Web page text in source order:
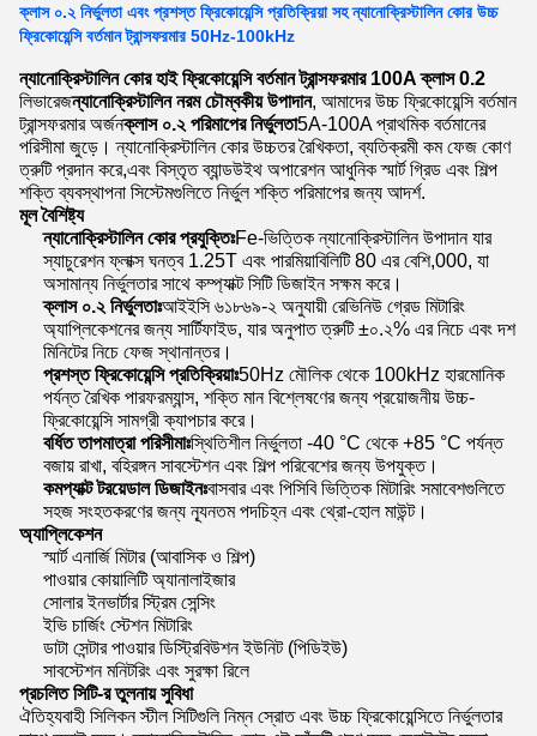
ক্লাস ০.২ নির্ভুলতা এবং প্রশস্ত ফ্রিকোয়েন্সি প্রতিক্রিয়া সহ ন্যানোক্রিস্টালিন কোর উচ্চ
ফ্রিকোয়েন্সি বর্তমান ট্রান্সফরমার 50Hz-100kHz
ন্যানোক্রিস্টালিন কোর হাই ফ্রিকোয়েন্সি বর্তমান ট্রান্সফরমার 100A ক্লাস 0.2
লিভারেজন্যানোক্রিস্টালিন নরম চৌম্বকীয় উপাদান, আমাদের উচ্চ ফ্রিকোয়েন্সি বর্তমান
ট্রান্সফরমার অর্জনক্লাস ০.২ পরিমাপের নির্ভুলতা5A-100A প্রাথমিক বর্তমানের
পরিসীমা জুড়ে। ন্যানোক্রিস্টালিন কোর উচ্চতর রৈখিকতা, ব্যতিক্রমী কম ফেজ কোণ
ত্রুটি প্রদান করে,এবং বিস্তৃত ব্যান্ডউইথ অপারেশন আধুনিক স্মার্ট গ্রিড এবং শিল্প
শক্তি ব্যবস্থাপনা সিস্টেমগুলিতে নির্ভুল শক্তি পরিমাপের জন্য আদর্শ.
মূল বৈশিষ্ট্য
ন্যানোক্রিস্টালিন কোর প্রযুক্তিঃFe-ভিত্তিক ন্যানোক্রিস্টালিন উপাদান যার
স্যাচুরেশন ফ্লাক্স ঘনত্ব 1.25T এবং পারমিয়াবিলিটি 80 এর বেশি,000, যা
অসামান্য নির্ভুলতার সাথে কম্প্যাক্ট সিটি ডিজাইন সক্ষম করে।
ক্লাস ০.২ নির্ভুলতাঃআইইসি ৬১৮৬৯-২ অনুযায়ী রেভিনিউ গ্রেড মিটারিং
অ্যাপ্লিকেশনের জন্য সার্টিফাইড, যার অনুপাত ত্রুটি ±০.২% এর নিচে এবং দশ
মিনিটের নিচে ফেজ স্থানান্তর।
প্রশস্ত ফ্রিকোয়েন্সি প্রতিক্রিয়াঃ50Hz মৌলিক থেকে 100kHz হারমোনিক
পর্যন্ত রৈখিক পারফরম্যান্স, শক্তি মান বিশ্লেষণের জন্য প্রয়োজনীয় উচ্চ-
ফ্রিকোয়েন্সি সামগ্রী ক্যাপচার করে।
বর্ধিত তাপমাত্রা পরিসীমাঃস্থিতিশীল নির্ভুলতা -40 °C থেকে +85 °C পর্যন্ত
বজায় রাখা, বহিরঙ্গন সাবস্টেশন এবং শিল্প পরিবেশের জন্য উপযুক্ত।
কমপ্যাক্ট টরয়েডাল ডিজাইনঃবাসবার এবং পিসিবি ভিত্তিক মিটারিং সমাবেশগুলিতে
সহজ সংহতকরণের জন্য ন্যূনতম পদচিহ্ন এবং থ্রো-হোল মাউন্ট।
অ্যাপ্লিকেশন
স্মার্ট এনার্জি মিটার (আবাসিক ও শিল্প)
পাওয়ার কোয়ালিটি অ্যানালাইজার
সোলার ইনভার্টার স্ট্রিম সেন্সিং
ইভি চার্জিং স্টেশন মিটারিং
ডাটা সেন্টার পাওয়ার ডিস্ট্রিবিউশন ইউনিট (পিডিইউ)
সাবস্টেশন মনিটরিং এবং সুরক্ষা রিলে
প্রচলিত সিটি-র তুলনায় সুবিধা
ঐতিহ্যবাহী সিলিকন স্টীল সিটিগুলি নিম্ন স্রোত এবং উচ্চ ফ্রিকোয়েন্সিতে নির্ভুলতার